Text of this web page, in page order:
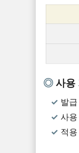
사용
발
사
적